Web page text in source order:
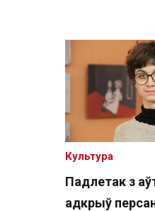
Падлетак з
адкрыў
Культура